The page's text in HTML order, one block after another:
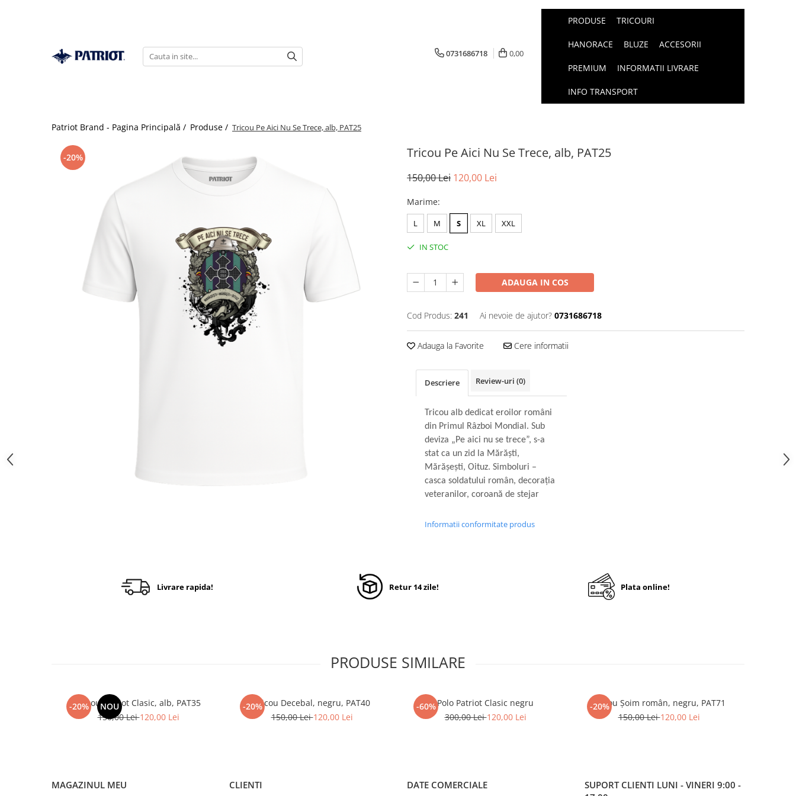
0731686718 0,00
PRODUSE TRICOURI
HANORACE BLUZE ACCESORII
PREMIUM INFORMATII LIVRARE
INFO TRANSPORT
Patriot Brand - Pagina Principală / Produse / Tricou Pe Aici Nu Se Trece, alb, PAT25
-20% Tricou Pe Aici Nu Se Trece, alb, PAT25
150,00 Lei 120,00 Lei
Marime:
L M S XL XXL
IN STOC
ADAUGA IN COS
Cod Produs: 241 Ai nevoie de ajutor? 0731686718
Adauga la Favorite Cere informatii
Descriere Review-uri (0)
Tricou alb dedicat eroilor români
din Primul Râzboi Mondial. Sub
deviza „Pe aici nu se trece”, s-a
stat ca un zid la Mărăști,
Mărășești, Oituz. Simboluri –
casca soldatului român, decorația
veteranilor, coroană de stejar
Informatii conformitate produs
Livrare rapida! Retur 14 zile! Plata online!
PRODUSE SIMILARE
-20% NOU
Tricou Patriot Clasic, alb, PAT35
150,00 Lei120,00 Lei
-20%Tricou Decebal, negru, PAT40
150,00 Lei120,00 Lei
-60%Polo Patriot Clasic negru
300,00 Lei120,00 Lei
-20%
Tricou Șoim român, negru, PAT71
150,00 Lei120,00 Lei
MAGAZINUL MEU CLIENTI DATE COMERCIALE SUPORT CLIENTI LUNI - VINERI 9:00 -